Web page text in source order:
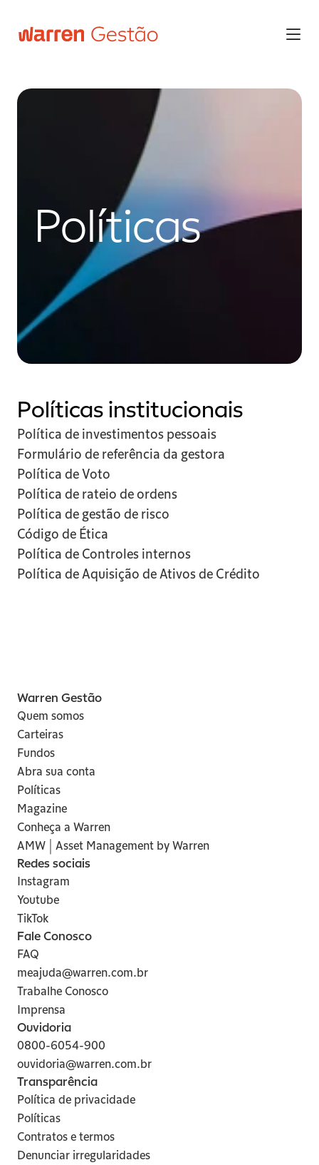
Políticas
Políticas institucionais
Política de investimentos pessoais
Formulário de referência da gestora
Política de Voto
Política de rateio de ordens
Política de gestão de risco
Código de Ética
Política de Controles internos
Política de Aquisição de Ativos de Crédito
Warren Gestão
Quem somos
Carteiras
Fundos
Abra sua conta
Políticas
Magazine
Conheça a Warren
AMW | Asset Management by Warren
Redes sociais
Instagram
Youtube
TikTok
Fale Conosco
FAQ
meajuda@warren.com.br
Trabalhe Conosco
Imprensa
Ouvidoria
0800-6054-900
ouvidoria@warren.com.br
Transparência
Política de privacidade
Políticas
Contratos e termos
Denunciar irregularidades